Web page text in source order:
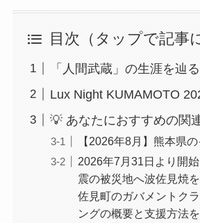
目次（タップで記事
「人間武蔵」の生涯を辿
Lux Night KUMAMOTO
💡 あなたにおすすめの関
【2026年8月】熊本県
2026年7月31日より開
震の被災地へ波佐見焼
佐見町のガバメントク
ングの概要と支援方法